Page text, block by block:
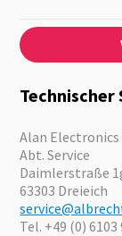
Audio
Notfallvorsorge
Motorrad
Angebote
Über Uns
News
Karriere
Kataloge
Technischer
Alan Electronics
Abt. Service
Daimlerstraße
63303 Dreieich
Tel. +49 (0) 6103